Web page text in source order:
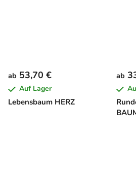
Lebensbaum HERZ
ab 53,70 €
Auf Lager
ab